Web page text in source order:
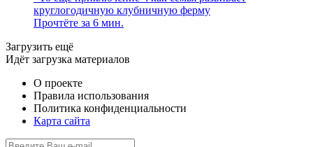
круглогодичную клубничную ферму
Прочтёте за 6 мин.
Загрузить ещё
Идёт загрузка материалов
О проекте
Правила использования
Политика конфиденциальности
Карта сайта